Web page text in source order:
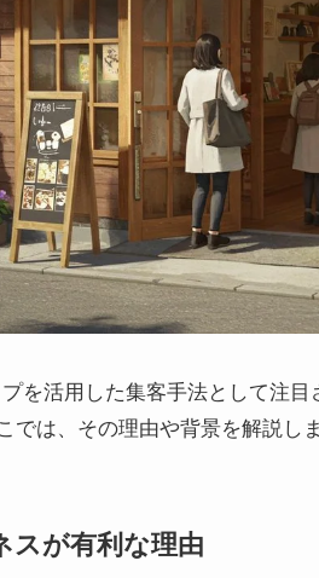
を活用した集客手法として注
では、その理由や背景を解説しま
スが有利な理由